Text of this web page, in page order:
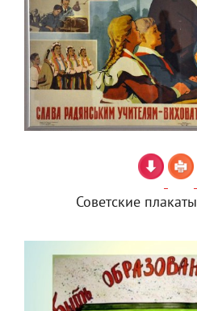
Советские